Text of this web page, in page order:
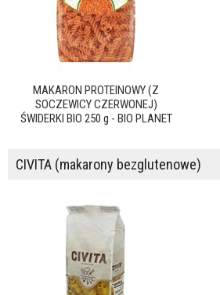
MAKARON PROTEINOWY (Z
SOCZEWICY CZERWONEJ)
ŚWIDERKI BIO 250 g - BIO PLANET
CIVITA (makarony bezglutenowe)